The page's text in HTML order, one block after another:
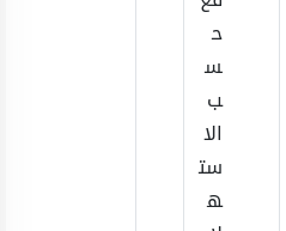
ح
س
ب
الا
ست
ه